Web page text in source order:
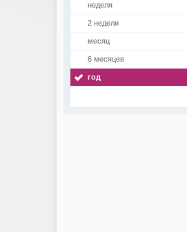
неделя
2 недели
месяц
6 месяцев
год